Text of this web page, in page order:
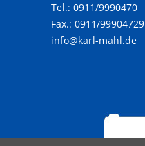
Tel.: 0911/9990470
Fax.: 0911/99904729
info@karl-mahl.de